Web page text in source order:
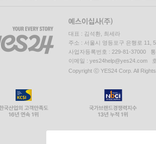
대표 : 김석환, 최세라
주소 : 서울시 영등포구 은행로 11,
사업자등록번호 : 229-81-37000
이메일 : yes24help@yes24.com
Copyright ⓒ YES24 Corp. All